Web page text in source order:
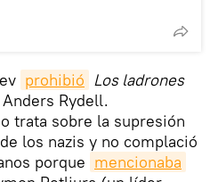
prohibió Los ladrones
Rydell.
trata sobre la supresión
los nazis y no complació
porque mencionaba